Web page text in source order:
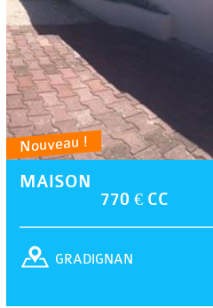
Nouveau !
MAISON
770 € CC
GRADIGNAN